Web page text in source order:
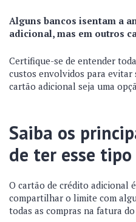
Alguns bancos isentam a
adicional, mas em outros
Certifique-se de entender
custos envolvidos para evitar
cartão adicional seja uma
Saiba os
de ter esse
O cartão de crédito adicional
compartilhar o limite com
todas as compras na fatura